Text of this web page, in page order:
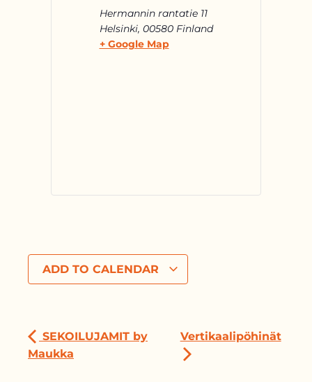
Hermannin rantatie 11
Helsinki, 00580 Finland
+ Google Map
ADD TO CALENDAR
SEKOILUJAMIT by
Maukka
Vertikaalipöhinät